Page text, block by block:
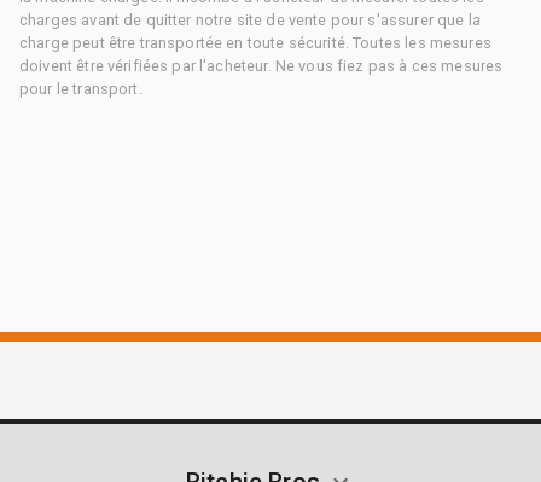
charges avant de quitter notre site de vente pour s'assurer que la
charge peut être transportée en toute sécurité. Toutes les mesures
doivent être vérifiées par l'acheteur. Ne vous fiez pas à ces mesures
pour le transport.